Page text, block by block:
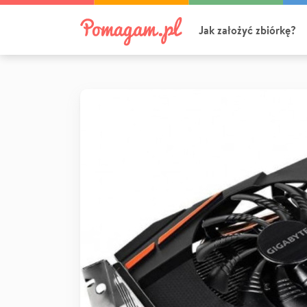
Jak założyć zbiórkę?